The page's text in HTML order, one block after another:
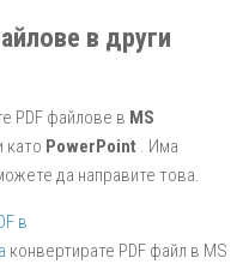
в други
PDF файлове в MS
като PowerPoint . Има
да направите това.
в
конвертирате PDF файл в MS